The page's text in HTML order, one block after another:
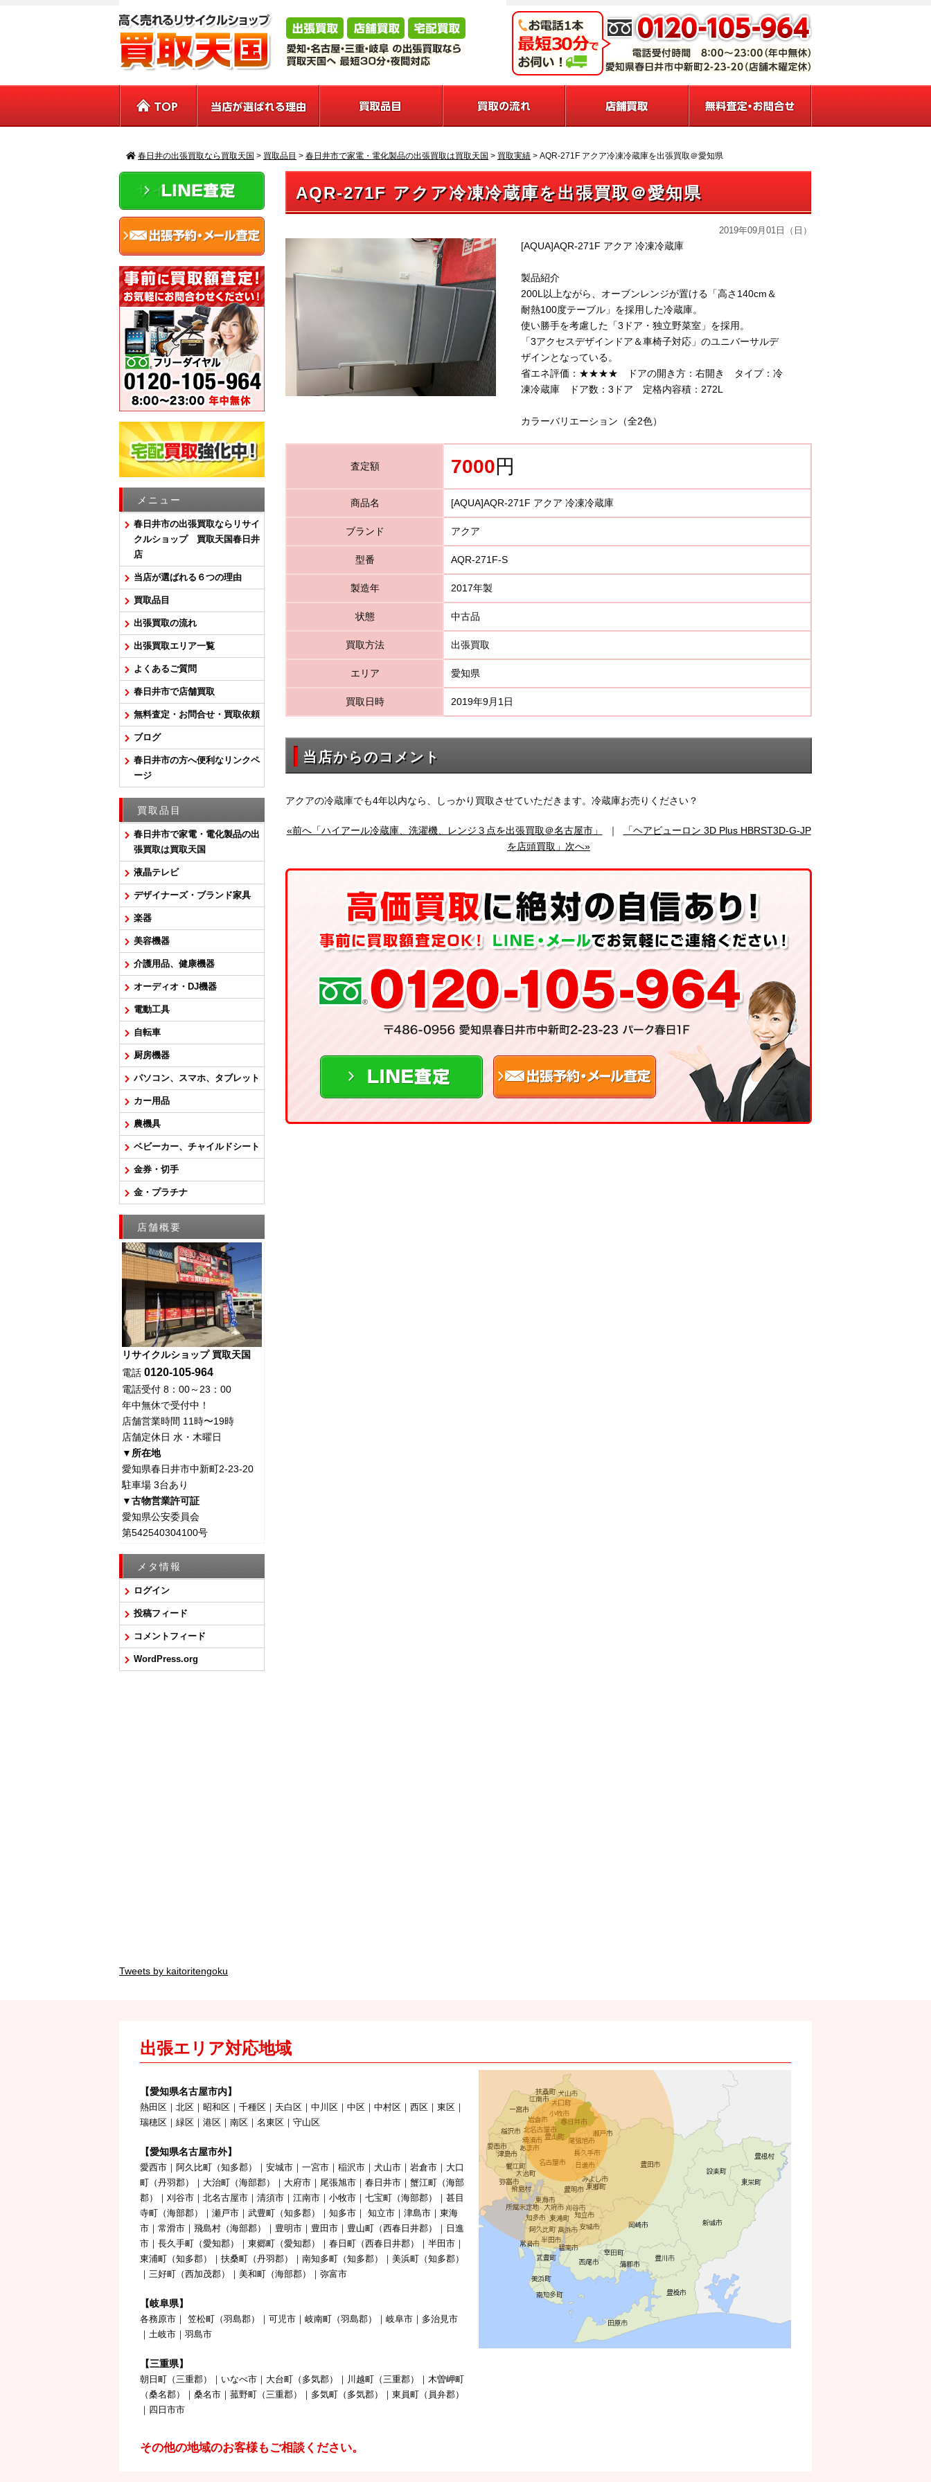
春日井の出張買取なら買取天国 > 買取品目 > 春日井市で家電・電化製品の出張買取は買取天国 > 買取実績 > AQR-271F アクア冷凍冷蔵庫を出張買取＠愛知県
AQR-271F アクア冷凍冷蔵庫を出張買取＠愛知県
2019年09月01日（日）
[AQUA]AQR-271F アクア 冷凍冷蔵庫
製品紹介
200L以上ながら、オーブンレンジが置ける「高さ140cm＆
耐熱100度テーブル」を採用した冷蔵庫。
使い勝手を考慮した「3ドア・独立野菜室」を採用。
「3アクセスデザインドア＆車椅子対応」のユニバーサルデ
ザインとなっている。
省エネ評価：★★★★ ドアの開き方：右開き タイプ：冷
凍冷蔵庫 ドア数：3ドア 定格内容積：272L
カラーバリエーション（全2色）
査定額 7000円
商品名 [AQUA]AQR-271F アクア 冷凍冷蔵庫
ブランド アクア
型番 AQR-271F-S
製造年 2017年製
状態 中古品
買取方法 出張買取
エリア 愛知県
買取日時 2019年9月1日
当店からのコメント
アクアの冷蔵庫でも4年以内なら、しっかり買取させていただきます。冷蔵庫お売りください？
«前へ「ハイアール冷蔵庫、洗濯機、レンジ３点を出張買取＠名古屋市」 ｜
「ヘアビューロン 3D Plus HBRST3D-G-JP
を店頭買取」次へ»
サイドバー
メニュー
春日井市の出張買取ならリサイ
クルショップ 買取天国春日井
店
当店が選ばれる６つの理由
買取品目
出張買取の流れ
出張買取エリア一覧
よくあるご質問
春日井市で店舗買取
無料査定・お問合せ・買取依頼
ブログ
春日井市の方へ便利なリンクペ
ージ
買取品目
春日井市で家電・電化製品の出
張買取は買取天国
液晶テレビ
デザイナーズ・ブランド家具
楽器
美容機器
介護用品、健康機器
オーディオ・DJ機器
電動工具
自転車
厨房機器
パソコン、スマホ、タブレット
カー用品
農機具
ベビーカー、チャイルドシート
金券・切手
金・プラチナ
店舗概要
リサイクルショップ 買取天国
電話 0120-105-964
電話受付 8：00～23：00
年中無休で受付中！
店舗営業時間 11時〜19時
店舗定休日 水・木曜日
▼所在地
愛知県春日井市中新町2-23-20
駐車場 3台あり
▼古物営業許可証
愛知県公安委員会
第542540304100号
メタ情報
ログイン
投稿フィード
コメントフィード
WordPress.org
Tweets by kaitoritengoku
出張エリア対応地域
【愛知県名古屋市内】
熱田区｜北区｜昭和区｜千種区｜天白区｜中川区｜中区｜中村区｜西区｜東区｜
瑞穂区｜緑区｜港区｜南区｜名東区｜守山区
【愛知県名古屋市外】
愛西市｜阿久比町（知多郡）｜安城市｜一宮市｜稲沢市｜犬山市｜岩倉市｜大口
町（丹羽郡）｜大治町（海部郡）｜大府市｜尾張旭市｜春日井市｜蟹江町（海部
郡）｜刈谷市｜北名古屋市｜清須市｜江南市｜小牧市｜七宝町（海部郡）｜甚目
寺町（海部郡）｜瀬戸市｜武豊町（知多郡）｜知多市｜ 知立市｜津島市｜東海
市｜常滑市｜飛島村（海部郡）｜豊明市｜豊田市｜豊山町（西春日井郡）｜日進
市｜長久手町（愛知郡）｜東郷町（愛知郡）｜春日町（西春日井郡）｜半田市｜
東浦町（知多郡）｜扶桑町（丹羽郡）｜南知多町（知多郡）｜美浜町（知多郡）
｜三好町（西加茂郡）｜美和町（海部郡）｜弥富市
【岐阜県】
各務原市｜ 笠松町（羽島郡）｜可児市｜岐南町（羽島郡）｜岐阜市｜多治見市
｜土岐市｜羽島市
【三重県】
朝日町（三重郡）｜いなべ市｜大台町（多気郡）｜川越町（三重郡）｜木曽岬町
（桑名郡）｜桑名市｜菰野町（三重郡）｜多気町（多気郡）｜東員町（員弁郡）
｜四日市市
その他の地域のお客様もご相談ください。